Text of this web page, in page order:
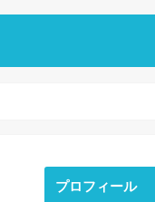
プロフィール